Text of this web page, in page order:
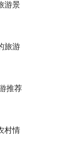
游景
旅游
推荐
村情